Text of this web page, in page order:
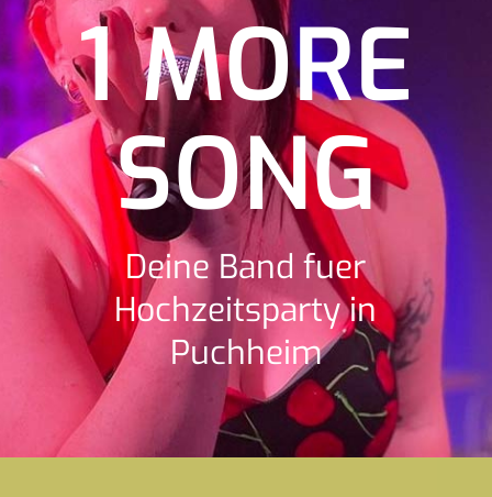
1 MORE
SONG
Deine Band fuer
Hochzeitsparty in
Puchheim